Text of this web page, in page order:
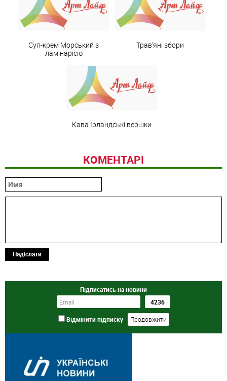
Суп-крем Морський з
ламінарією
Трав'яні збори
Кава Ірландські вершки
КОМЕНТАРІ
Надіслати
Підписатись на новини
Відмінити підписку